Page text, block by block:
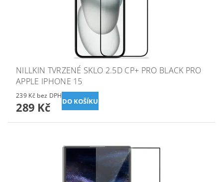
NILLKIN TVRZENÉ SKLO 2.5D CP+ PRO BLACK PRO
APPLE IPHONE 15
239 Kč bez DPH
289 Kč